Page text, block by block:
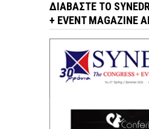
ΔΙΑΒΆΣΤΕ ΤΟ
+ EVENT MAGAZINE